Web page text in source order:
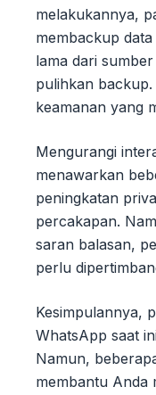
melakukannya,
membackup
lama dari
pulihkan
keamanan yang
Mengurangi
menawarkan
peningkatan
percakapan.
saran balasan,
perlu
Kesimpulannya,
WhatsApp saat
Namun,
membantu Anda